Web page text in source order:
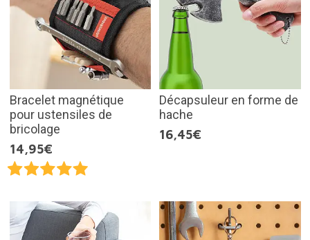
Bracelet magnétique
pour ustensiles de
bricolage
14,95€
Décapsuleur en forme de
hache
16,45€